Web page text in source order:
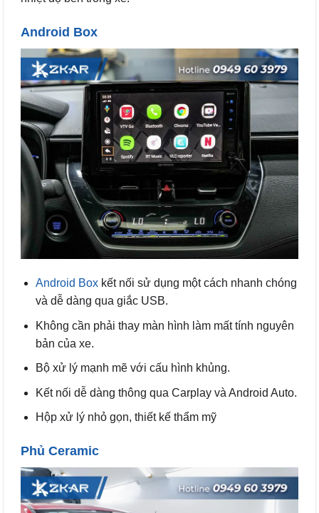
Android Box
Android Boxkết nối sử dụng một cách nhanh chóng
và dễ dàng qua giắc USB.
Không cần phải thay màn hình làm mất tính nguyên
bản của xe.
Bộ xử lý mạnh mẽ với cấu hình khủng.
Kết nối dễ dàng thông qua Carplay và Android Auto.
Hộp xử lý nhỏ gọn, thiết kế thẩm mỹ
Phủ Ceramic